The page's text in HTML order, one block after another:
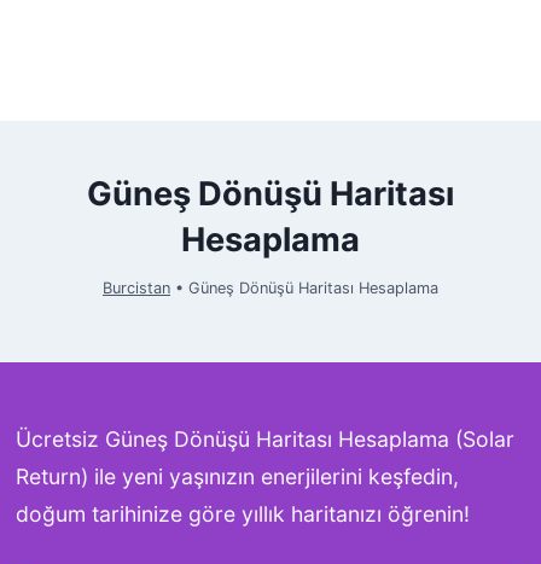
Güneş Dönüşü Haritası
Hesaplama
Burcistan • Güneş Dönüşü Haritası Hesaplama
Ücretsiz Güneş Dönüşü Haritası Hesaplama (Solar
Return) ile yeni yaşınızın enerjilerini keşfedin,
doğum tarihinize göre yıllık haritanızı öğrenin!